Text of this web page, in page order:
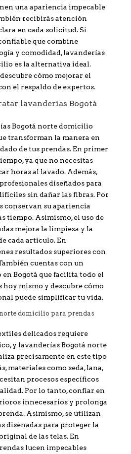
una apariencia impecable
recibirás atención
en cada solicitud. Si
que combine
y comodidad, lavanderías
es la alternativa ideal.
cómo mejorar el
el respaldo de expertos.
lavanderías Bogotá
Bogotá norte domicilio
transforman la manera en
de tus prendas. En primer
ya que no necesitas
horas al lavado. Además,
diseñados para
sin dañar las fibras. Por
conservan su apariencia
tiempo. Asimismo, el uso de
mejora la limpieza y la
cada artículo. En
resultados superiores con
cuentas con un
Bogotá que facilita todo el
hoy mismo y descubre cómo
puede simplificar tu vida.
domicilio para prendas
delicados requiere
y lavanderías Bogotá norte
precisamente en este tipo
materiales como seda, lana,
procesos específicos
Por lo tanto, confiar en
innecesarios y prolonga
Asimismo, se utilizan
diseñadas para proteger la
de las telas. En
lucen impecables